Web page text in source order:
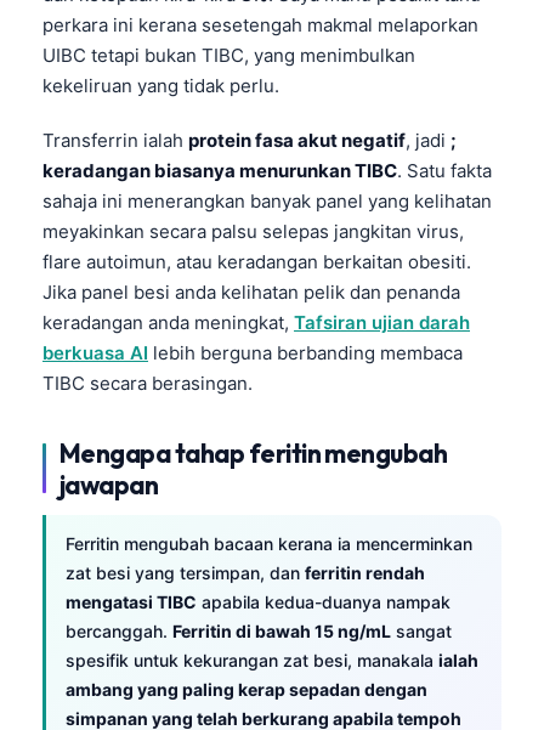
perkara ini kerana sesetengah makmal melaporkan
UIBC tetapi bukan TIBC, yang menimbulkan
kekeliruan yang tidak perlu.
Transferrin ialah protein fasa akut negatif, jadi ;
keradangan biasanya menurunkan TIBC. Satu fakta
sahaja ini menerangkan banyak panel yang kelihatan
meyakinkan secara palsu selepas jangkitan virus,
flare autoimun, atau keradangan berkaitan obesiti.
Jika panel besi anda kelihatan pelik dan penanda
keradangan anda meningkat, Tafsiran ujian darah
berkuasa AI lebih berguna berbanding membaca
TIBC secara berasingan.
Mengapa tahap feritin mengubah
jawapan
Ferritin mengubah bacaan kerana ia mencerminkan
zat besi yang tersimpan, dan ferritin rendah
mengatasi TIBC apabila kedua-duanya nampak
bercanggah. Ferritin di bawah 15 ng/mL sangat
spesifik untuk kekurangan zat besi, manakala ialah
ambang yang paling kerap sepadan dengan
simpanan yang telah berkurang apabila tempoh